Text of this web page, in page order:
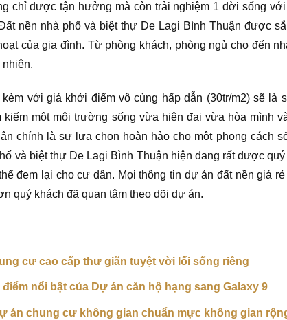
chỉ được tận hưởng mà còn trải nghiệm 1 đời sống
nền nhà phố và biệt thự De Lagi Bình Thuận được
của gia đình. Từ phòng khách, phòng ngủ cho đến
với giá khởi điểm vô cùng hấp dẫn (30tr/m2) sẽ là
kiếm một môi trường sống vừa hiện đại vừa hòa mình
chính là sự lựa chọn hoàn hảo cho một phong cách
và biệt thự De Lagi Bình Thuận hiện đang rất được
đem lại cho cư dân. Mọi thông tin dự án đất nền giá
quý khách đã quan tâm theo dõi dự án.
cư cao cấp thư giãn tuyệt vời lối sống riêng
nổi bật của Dự án căn hộ hạng sang Galaxy 9
án chung cư không gian chuẩn mực không gian